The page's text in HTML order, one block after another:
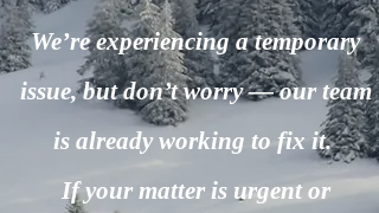
We’re experiencing a temporary
issue, but don’t worry — our team
is already working to fix it.
If your matter is urgent or